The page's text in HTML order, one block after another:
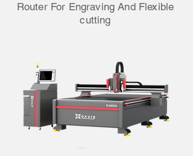
Router For Engraving And Flexible
cutting